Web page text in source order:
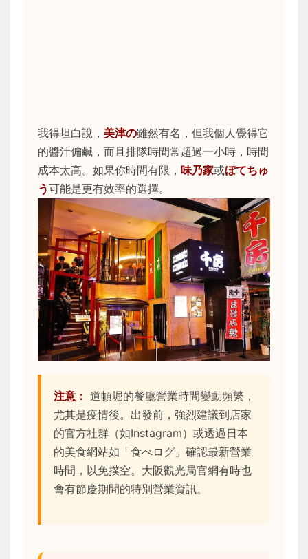
我得坦白說， 美津の雖然有名，但我個人覺得它
的醬汁偏鹹，而且排隊時間常超過一小時，時間
成本太高。如果你時間有限， 味乃家或ぼてちゅ
う可能是更有效率的選擇。
注意： 道頓堀的餐廳營業時間變動頻繁，
尤其是疫情後。出發前，強烈建議到店家
的官方社群（如Instagram）或透過日本
的美食網站如「食べログ」確認最新營業
時間，以免撲空。大阪觀光局官網有時也
會有節慶期間的特別營業資訊。